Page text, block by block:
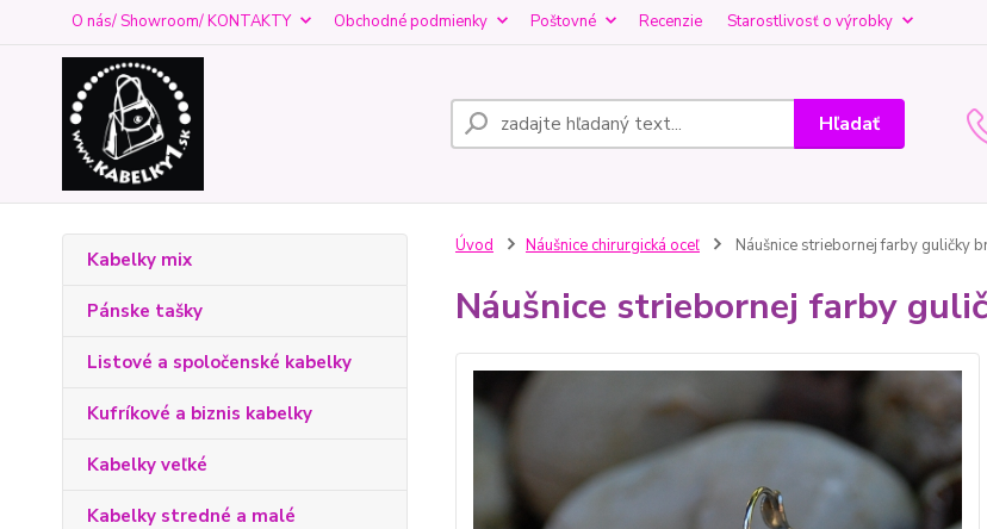
O nás/ Showroom/ KONTAKTY Obchodné podmienky Poštovné Recenzie Starostlivosť o výrobky
Hľadať
Kabelky mix
Pánske tašky
Listové a spoločenské kabelky
Kufríkové a biznis kabelky
Kabelky veľké
Kabelky stredné a malé
Úvod Náušnice chirurgická oceľ Náušnice striebornej farby guličky
Náušnice striebornej farby